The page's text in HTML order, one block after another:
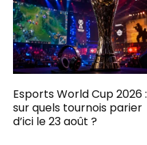
Esports World Cup 2026 :
sur quels tournois parier
d’ici le 23 août ?